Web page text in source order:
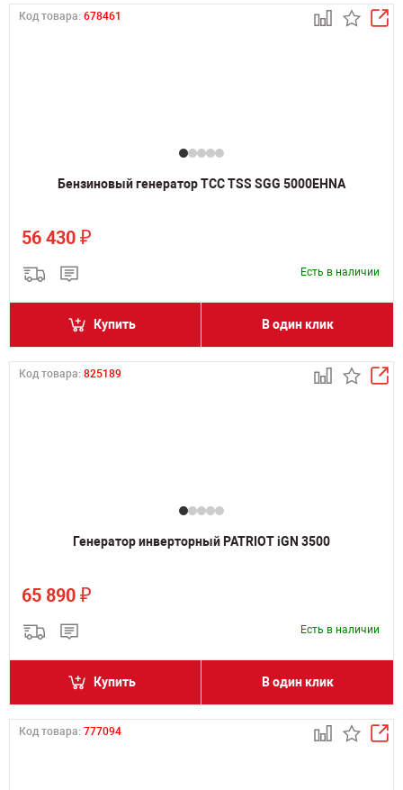
Код товара: 678461
Бензиновый генератор ТСС TSS SGG 5000EHNA
56 430 ₽
Есть в наличии
Купить В один клик
Код товара: 825189
Генератор инверторный PATRIOT iGN 3500
65 890 ₽
Есть в наличии
Купить В один клик
Код товара: 777094